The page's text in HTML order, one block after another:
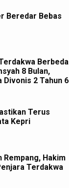
Beredar Bebas
Berbeda
8 Bulan,
Divonis 2 Tahun 6
Terus
Kepri
Rempang, Hakim
Terdakwa